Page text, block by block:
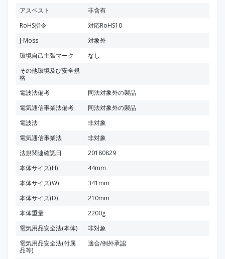
アスベスト
非含有
RoHS指令
対応RoHS10
J-Moss
対象外
環境自己主張マーク
なし
その他環境及び安全規
格
電波法備考
同法対象外の製品
電気通信事業法備考
同法対象外の製品
電波法
非対象
電気通信事業法
非対象
法規関連確認日
20180829
本体サイズ(H)
44mm
本体サイズ(W)
341mm
本体サイズ(D)
210mm
本体重量
2200g
電気用品安全法(本体)
非対象
電気用品安全法(付属
品等)
適合/例外承認